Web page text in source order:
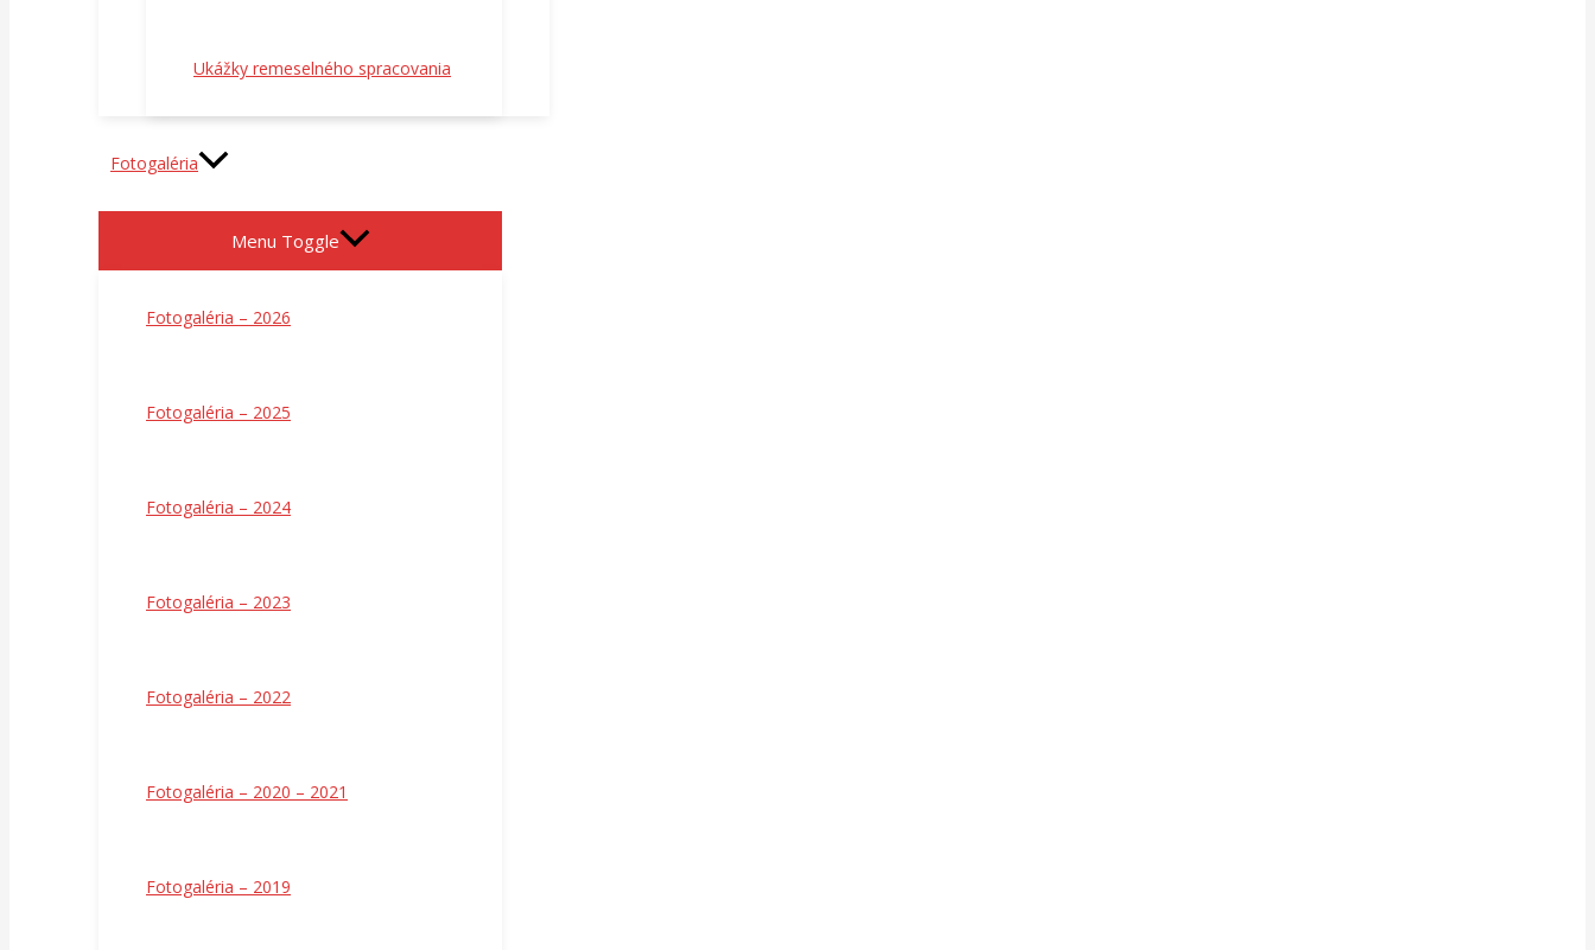
Ukážky remeselného spracovania
Fotogaléria
Menu Toggle
Fotogaléria – 2026
Fotogaléria – 2025
Fotogaléria – 2024
Fotogaléria – 2023
Fotogaléria – 2022
Fotogaléria – 2020 – 2021
Fotogaléria – 2019